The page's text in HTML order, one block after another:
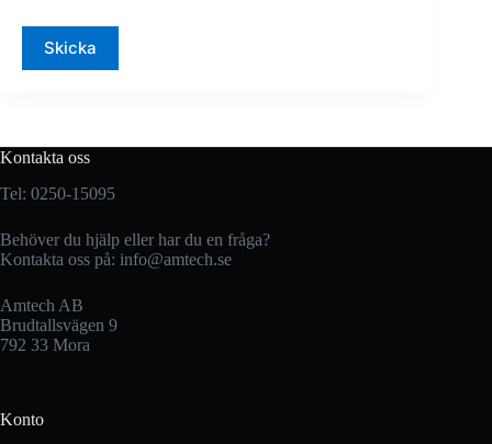
Skicka
Kontakta oss
Tel: 0250-15095
Behöver du hjälp eller har du en fråga?
Kontakta oss på: info@amtech.se
Amtech AB
Brudtallsvägen 9
792 33 Mora
Konto